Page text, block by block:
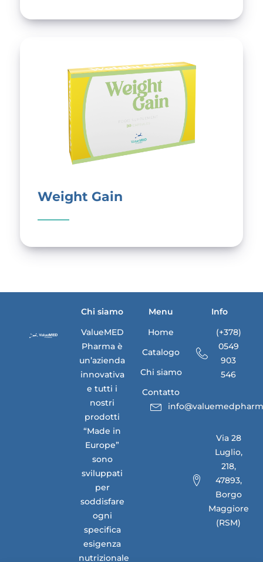
Weight Gain
Chi siamo
ValueMED
Pharma è
un’azienda
innovativa
e tutti i
nostri
prodotti
“Made in
Europe”
sono
sviluppati
per
soddisfare
ogni
specifica
esigenza
nutrizionale
Menu
Home
Catalogo
Chi siamo
Contatto
Info
(+378)
0549
903
546
Via 28
Luglio,
218,
47893,
Borgo
Maggiore
(RSM)